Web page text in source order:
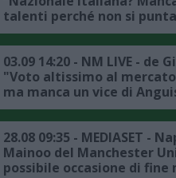
talenti perché non si
Napoli padrone di questo
sono ottimista sul
Hojlund"
03.09 14:20 - NM LIVE - de
"Voto altissimo al
ma manca un vice di
Gutierrez potrebbe dare
più sulla fascia sinistra,
fondamentale, mi aspetto
squadra adatta ad
28.08 09:35 - MEDIASET -
Mainoo del Manchester
possibile occasione di fine